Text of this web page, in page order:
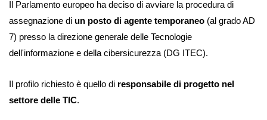
Il Parlamento europeo ha deciso di avviare la procedura di
assegnazione di un posto di agente temporaneo (al grado AD
7) presso la direzione generale delle Tecnologie
dell'informazione e della cibersicurezza (DG ITEC).
Il profilo richiesto è quello di responsabile di progetto nel
settore delle TIC.